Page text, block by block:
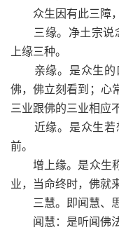
众生因有此三障，
三缘。净土宗说
上缘三种。
亲缘。是众生的
佛，佛立刻看到；心
三业跟佛的三业相应
近缘。是众生若
前。
增上缘。是众生称
业，当命终时，佛就
三慧。即闻慧、思
闻慧：是听闻佛法